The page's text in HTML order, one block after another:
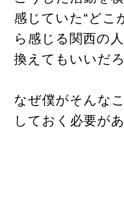
感じていた“どこ
ら感じる関西の
換えてもいいだろ
なぜ僕がそんな
しておく必要が